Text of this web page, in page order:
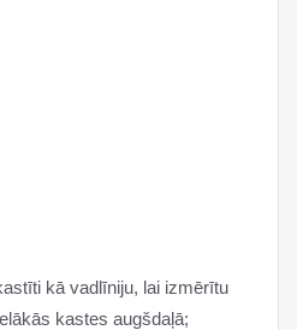
kā vadlīniju, lai izmērītu
kastes augšdaļā;